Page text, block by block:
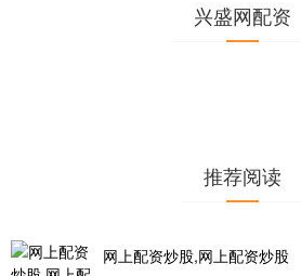
兴盛网配资
推荐阅读
网上配资炒股,网上配资炒股